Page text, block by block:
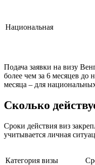
Национальная
Подача заявки на визу
более чем за 6 месяцев до
месяца – для
Сколько
Сроки действия виз
учитывается личная
Категория визы